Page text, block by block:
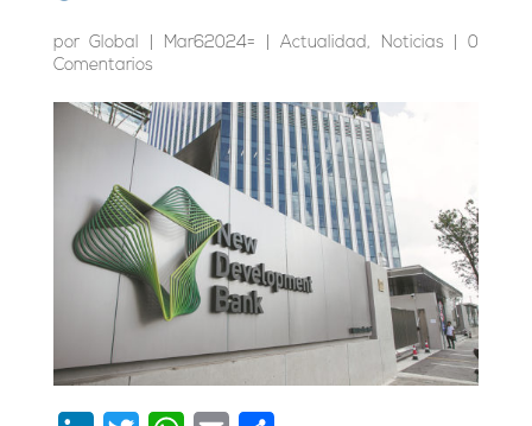
porGlobal Mar62024= Actualidad, Noticias |0
Comentarios